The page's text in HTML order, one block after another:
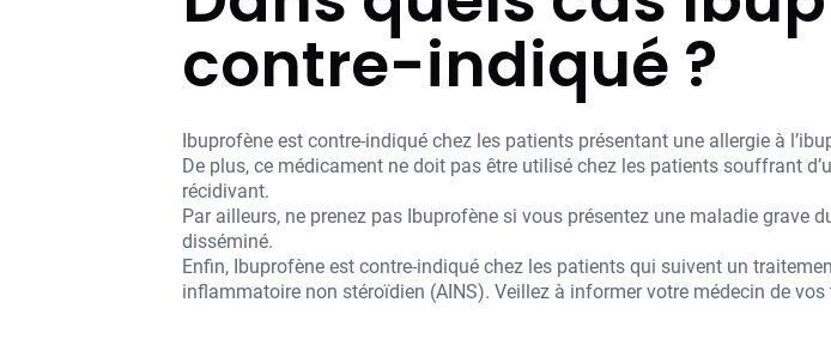
contre-indiqué ?
Ibuprofène est contre-indiqué chez les patients présentant une allergie à
De plus, ce médicament ne doit pas être utilisé chez les patients souffrant
récidivant.
Par ailleurs, ne prenez pas Ibuprofène si vous présentez une maladie
disséminé.
Enfin, Ibuprofène est contre-indiqué chez les patients qui suivent un
inflammatoire non stéroïdien (AINS). Veillez à informer votre médecin de